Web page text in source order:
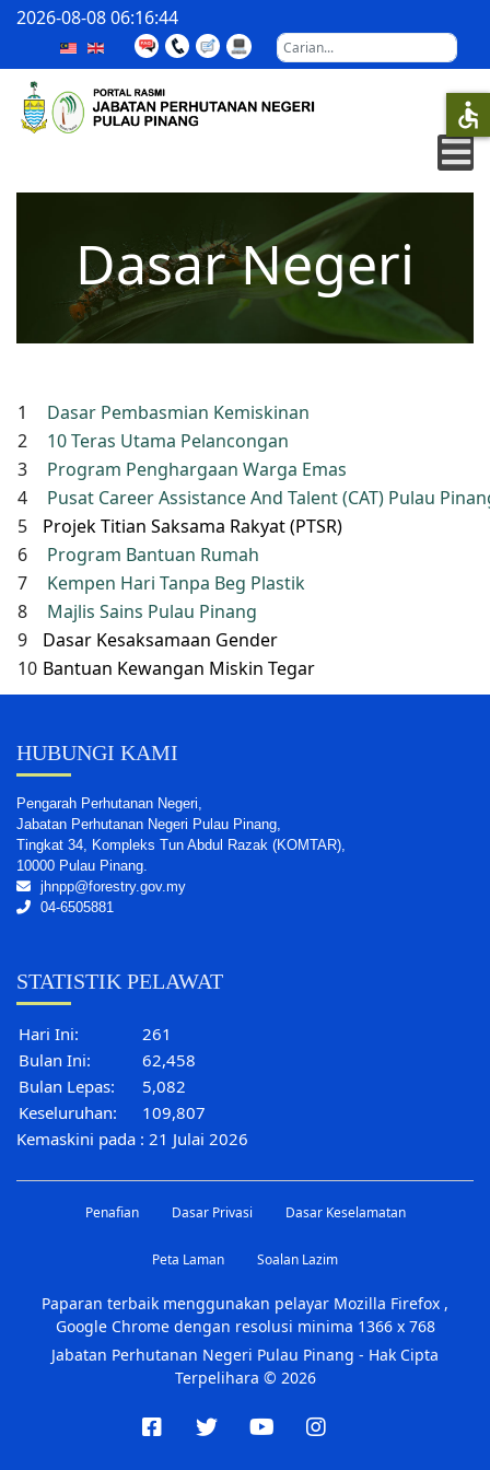
2026-08-0806:16:45
Carian
Dasar Negeri
1
Dasar Pembasmian Kemiskinan
2
10 Teras Utama Pelancongan
3
Program Penghargaan Warga Emas
4
Pusat Career Assistance And Talent (CAT) Pulau
5
Projek Titian Saksama Rakyat (PTSR)
6
Program Bantuan Rumah
7
Kempen Hari Tanpa Beg Plastik
8
Majlis Sains Pulau Pinang
9
Dasar Kesaksamaan Gender
10 Bantuan Kewangan Miskin Tegar
HUBUNGI KAMI
Pengarah Perhutanan Negeri,
Jabatan Perhutanan Negeri Pulau Pinang,
Tingkat 34, Kompleks Tun Abdul Razak (KOMTAR),
10000 Pulau Pinang.
jhnpp@forestry.gov.my
04-6505881
STATISTIK PELAWAT
Hari Ini:
261
Bulan Ini:
62,458
Bulan Lepas:
5,082
Keseluruhan:
109,807
Kemaskini pada : 21 Julai 2026
Penafian Dasar Privasi Dasar Keselamatan
Peta Laman Soalan Lazim
Paparan terbaik menggunakan pelayar Mozilla Firefox ,
Google Chrome dengan resolusi minima 1366 x 768
Jabatan Perhutanan Negeri Pulau Pinang - Hak Cipta
Terpelihara © 2026
facebook
twitteryoutubeinstagram
accessible